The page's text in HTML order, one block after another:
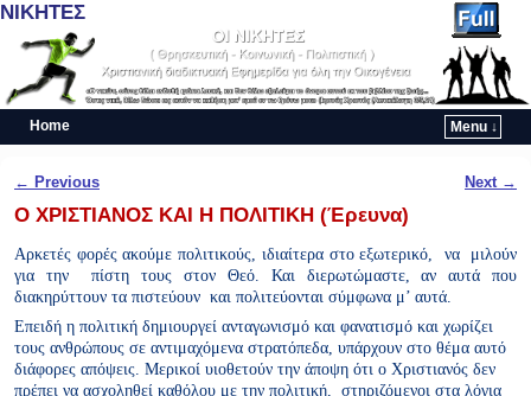
ΝΙΚΗΤΕΣ
Home
Menu ↓
Post navigation
← Previous Next →
Ο ΧΡΙΣΤΙΑΝΟΣ ΚΑΙ Η ΠΟΛΙΤΙΚΗ (Έρευνα)
Αρκετές φορές ακούμε πολιτικούς, ιδιαίτερα στο εξωτερικό, να μιλούν
για την πίστη τους στον Θεό. Και διερωτώμαστε, αν αυτά που
διακηρύττουν τα πιστεύουν και πολιτεύονται σύμφωνα μ’ αυτά.
Επειδή η πολιτική δημιουργεί ανταγωνισμό και φανατισμό και χωρίζει
τους ανθρώπους σε αντιμαχόμενα στρατόπεδα, υπάρχουν στο θέμα αυτό
διάφορες απόψεις. Μερικοί υιοθετούν την άποψη ότι ο Χριστιανός δεν
πρέπει να ασχοληθεί καθόλου με την πολιτική, στηριζόμενοι στα λόγια